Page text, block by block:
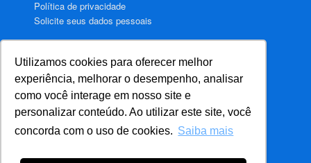
Utilizamos cookies para oferecer melhor
experiência, melhorar o desempenho, analisar
como você interage em nosso site e
personalizar conteúdo. Ao utilizar este site, você
concorda com o uso de cookies. Saiba mais
Política de privacidade
Solicite seus dados pessoais
Aquecimento de água para Hotéis
Aquecimento de água para Motéis
Aquecimento de água para Hospitais
Aquecimento de água para Condomínios